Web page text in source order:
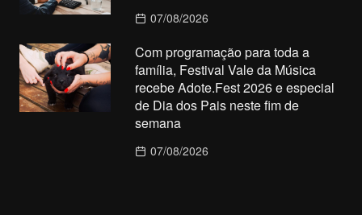
07/08/2026
Com programação para toda a
família, Festival Vale da Música
recebe Adote.Fest 2026 e especial
de Dia dos Pais neste fim de
semana
07/08/2026